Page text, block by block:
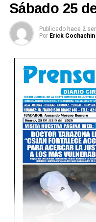
Sábado 25
Publicado hace 2
Por Erick